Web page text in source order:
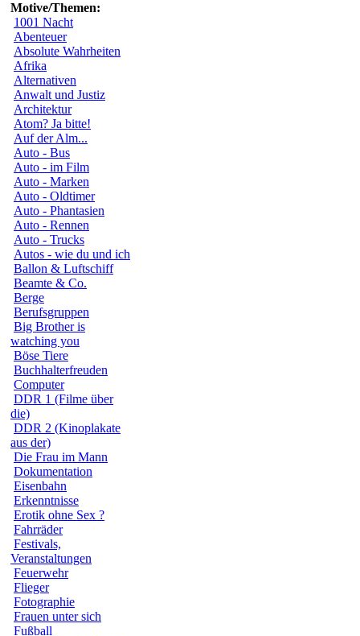
Motive/Themen:
1001 Nacht
Abenteuer
Absolute Wahrheiten
Afrika
Alternativen
Anwalt und Justiz
Architektur
Atom? Ja bitte!
Auf der Alm...
Auto - Bus
Auto - im Film
Auto - Marken
Auto - Oldtimer
Auto - Phantasien
Auto - Rennen
Auto - Trucks
Autos - wie du und ich
Ballon & Luftschiff
Beamte & Co.
Berge
Berufsgruppen
Big Brother is
watching you
Böse Tiere
Buchhalterfreuden
Computer
DDR 1 (Filme über
die)
DDR 2 (Kinoplakate
aus der)
Die Frau im Mann
Dokumentation
Eisenbahn
Erkenntnisse
Erotik ohne Sex ?
Fahrräder
Festivals,
Veranstaltungen
Feuerwehr
Flieger
Fotographie
Frauen unter sich
Fußball